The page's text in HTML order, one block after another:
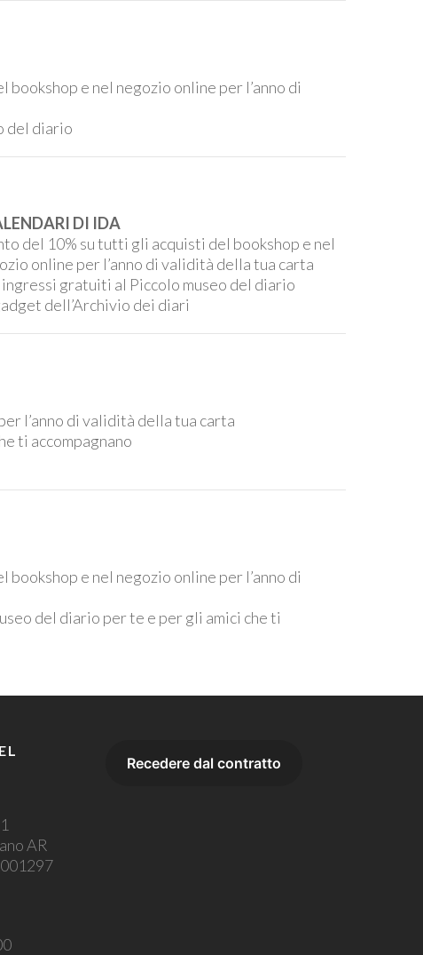
e nel negozio online per l’anno di
del diario
DI IDA
del 10% su tutti gli acquisti del bookshop e nel
online per l’anno di validità della tua carta
ingressi gratuiti al Piccolo museo del diario
dell’Archivio dei diari
l’anno di validità della tua carta
ti accompagnano
e nel negozio online per l’anno di
del diario per te e per gli amici che ti
AR